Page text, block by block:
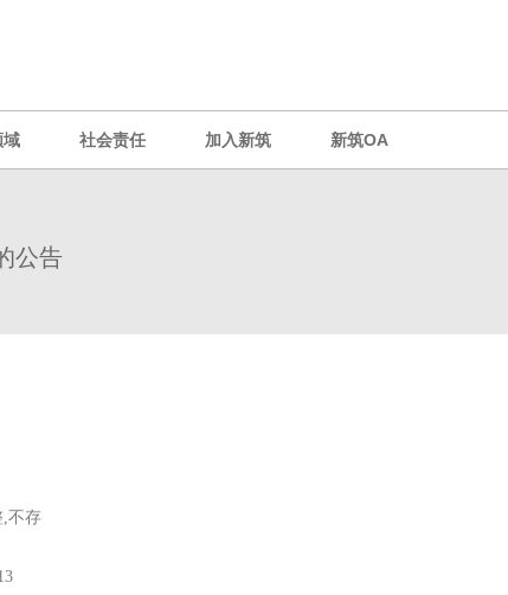
域 社会责任 加入新筑 新筑OA
公告
,不存